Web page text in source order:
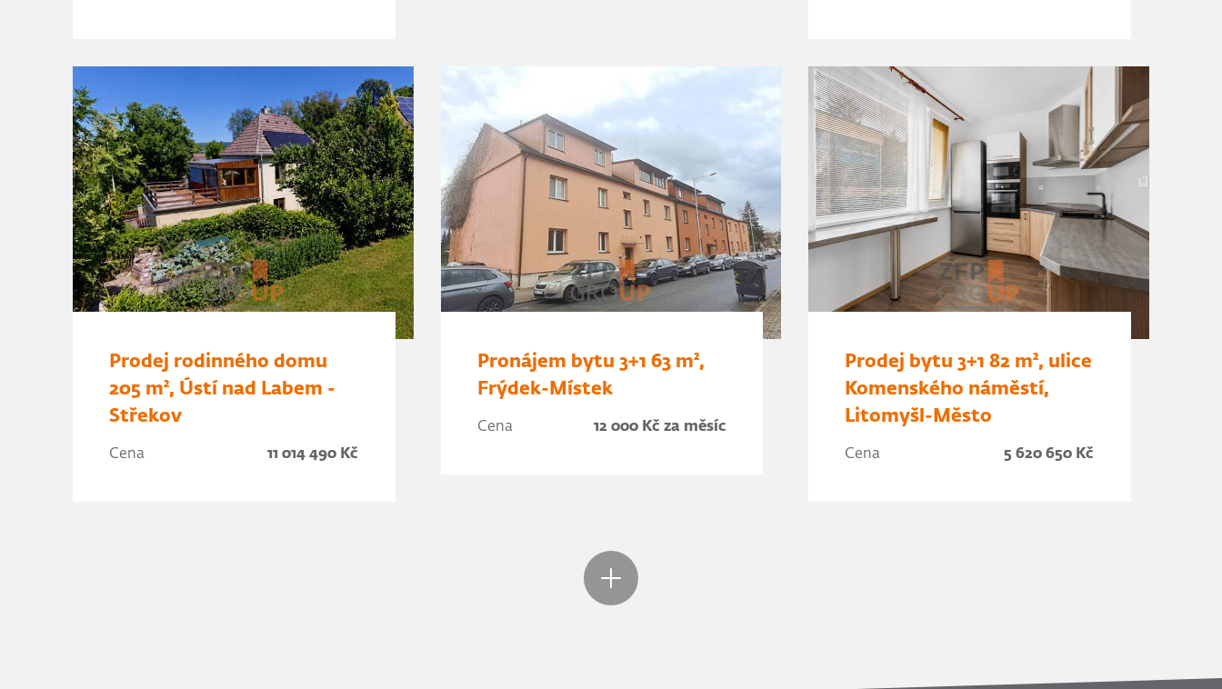
Prodej rodinného domu
205 m², Ústí nad Labem -
Střekov
Cena 11 014 490 Kč
Pronájem bytu 3+1 63 m²,
Frýdek-Místek
Cena 12 000 Kč za měsíc
Prodej bytu 3+1 82 m², ulice
Komenského náměstí,
Litomyšl-Město
Cena 5 620 650 Kč